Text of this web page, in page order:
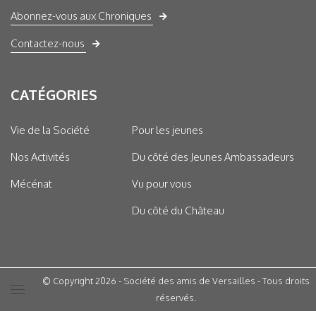
Abonnez-vous aux Chroniques
Contactez-nous
CATÉGORIES
Vie de la Société
Nos Activités
Mécénat
Pour les jeunes
Du côté des Jeunes Ambassadeurs
Vu pour vous
Du côté du Château
© Copyright 2026 - Société des amis de Versailles - Tous droits
réservés.